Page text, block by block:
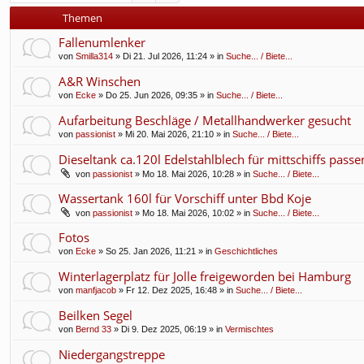
Themen
Fallenumlenker
von Smilla314 » Di 21. Jul 2026, 11:24 » in Suche... / Biete...
A&R Winschen
von Ecke » Do 25. Jun 2026, 09:35 » in Suche... / Biete...
Aufarbeitung Beschläge / Metallhandwerker gesucht
von passionist » Mi 20. Mai 2026, 21:10 » in Suche... / Biete...
Dieseltank ca.120l Edelstahlblech für mittschiffs
von passionist » Mo 18. Mai 2026, 10:28 » in Suche... / Biete...
Wassertank 160l für Vorschiff unter Bbd Koje
von passionist » Mo 18. Mai 2026, 10:02 » in Suche... / Biete...
Fotos
von Ecke » So 25. Jan 2026, 11:21 » in Geschichtliches
Winterlagerplatz für Jolle freigeworden bei Hamburg
von manfjacob » Fr 12. Dez 2025, 16:48 » in Suche... / Biete...
Beilken Segel
von Bernd 33 » Di 9. Dez 2025, 06:19 » in Vermischtes
Niedergangstreppe